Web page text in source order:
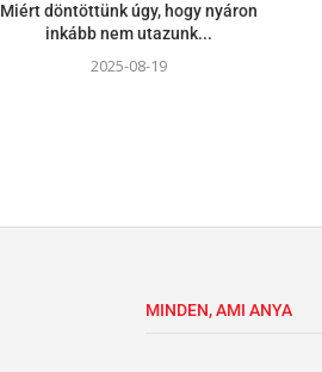
Miért döntöttünk úgy, hogy nyáron
inkább nem utazunk...
2025-08-19
MINDEN, AMI ANYA